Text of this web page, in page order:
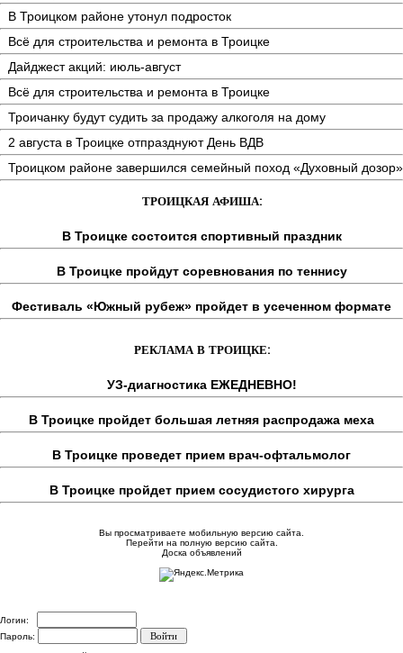
В Троицком районе утонул подросток
Всё для строительства и ремонта в Троицке
Дайджест акций: июль-август
Всё для строительства и ремонта в Троицке
Троичанку будут судить за продажу алкоголя на дому
2 августа в Троицке отпразднуют День ВДВ
Троицком районе завершился семейный поход «Духовный дозор»
ТРОИЦКАЯ АФИША:
В Троицке состоится спортивный праздник
В Троицке пройдут соревнования по теннису
Фестиваль «Южный рубеж» пройдет в усеченном формате
РЕКЛАМА В ТРОИЦКЕ:
УЗ-диагностика ЕЖЕДНЕВНО!
В Троицке пройдет большая летняя распродажа меха
В Троицке проведет прием врач-офтальмолог
В Троицке пройдет прием сосудистого хирурга
Вы просматриваете мобильную версию сайта.
Перейти на полную версию сайта.
Доска объявлений
Логин:
Пароль: